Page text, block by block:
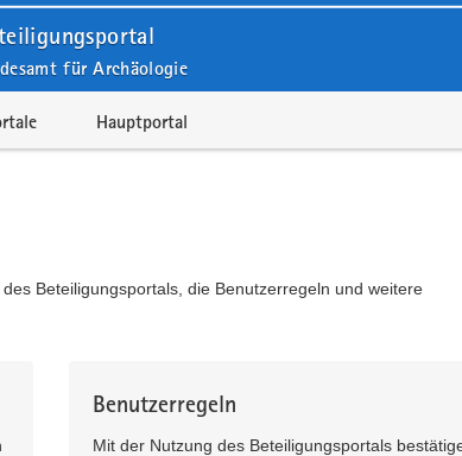
für Archäologie
Hauptportal
Beteiligungsportals, die Benutzerregeln und weitere
Benutzerregeln
Mit der Nutzung des Beteiligungsportals